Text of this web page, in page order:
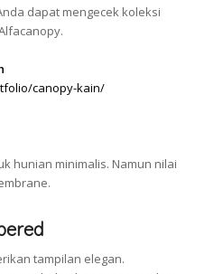
dapat mengecek koleksi
canopy-kain/
hunian minimalis. Namun nilai
tampilan elegan.